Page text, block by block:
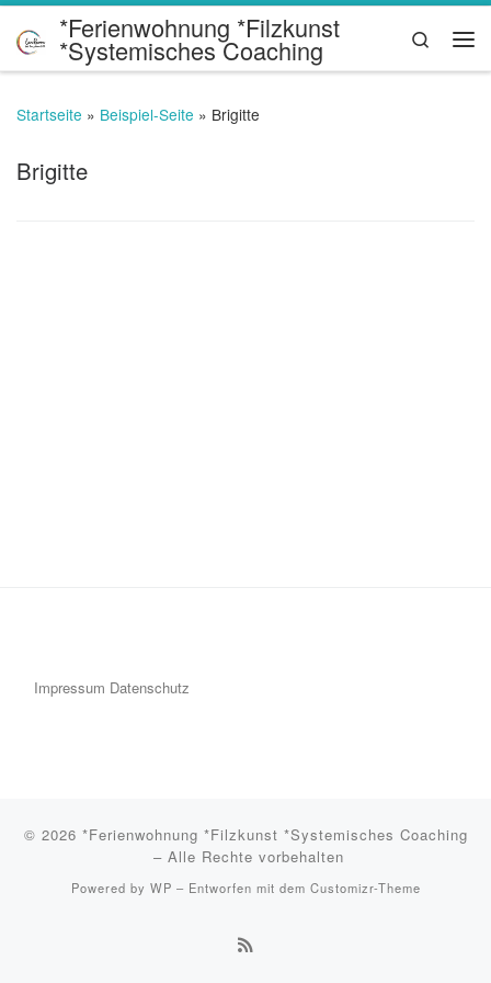
Zum Inhalt springen
*Ferienwohnung *Filzkunst
*Systemisches Coaching
Search
Startseite » Beispiel-Seite » Brigitte
Brigitte
Impressum Datenschutz
© 2026 *Ferienwohnung *Filzkunst *Systemisches Coaching
– Alle Rechte vorbehalten
Powered by WP – Entworfen mit dem Customizr-Theme